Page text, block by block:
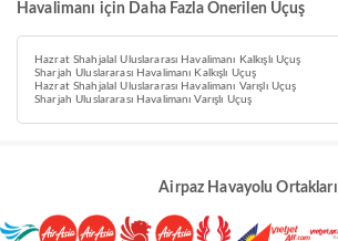
Havalimanı için Daha Fazla Önerilen Uçuş
Hazrat Shahjalal Uluslararası Havalimanı Kalkışlı Uçuş
Sharjah Uluslararası Havalimanı Kalkışlı Uçuş
Hazrat Shahjalal Uluslararası Havalimanı Varışlı Uçuş
Sharjah Uluslararası Havalimanı Varışlı Uçuş
Airpaz Havayolu Ortakları